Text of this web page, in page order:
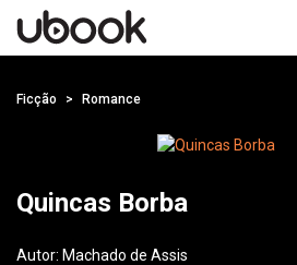
Ficção Romance
Quincas Borba
Autor: Machado de Assis